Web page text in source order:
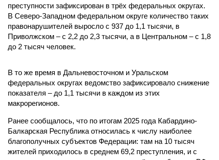
преступности зафиксирован в трёх федеральных округах.
В Северо-Западном федеральном округе количество таких
правонарушителей выросло с 937 до 1,1 тысячи, в
Приволжском – с 2,2 до 2,3 тысячи, а в Центральном – с 1,8
до 2 тысяч человек.
В то же время в Дальневосточном и Уральском
федеральных округах ведомство зафиксировало снижение
показателя – до 1,1 тысячи в каждом из этих
макрорегионов.
Ранее сообщалось, что по итогам 2025 года Кабардино-
Балкарская Республика относилась к числу наиболее
благополучных субъектов Федерации: там на 10 тысяч
жителей приходилось в среднем 69,2 преступления, и с